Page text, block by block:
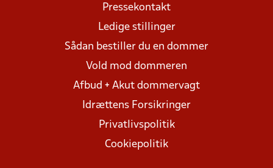
Pressekontakt
Ledige stillinger
Sådan bestiller du en dommer
Vold mod dommeren
Afbud + Akut dommervagt
Idrættens Forsikringer
Privatlivspolitik
Cookiepolitik